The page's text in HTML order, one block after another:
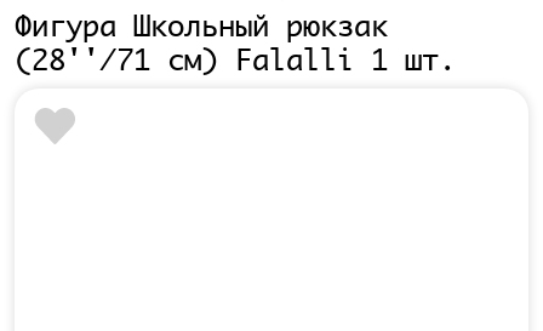
Фигура Школьный рюкзак
(28''/71 см) Falalli 1 шт.